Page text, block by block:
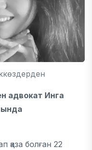
адвокат Инга
қаза болған 22